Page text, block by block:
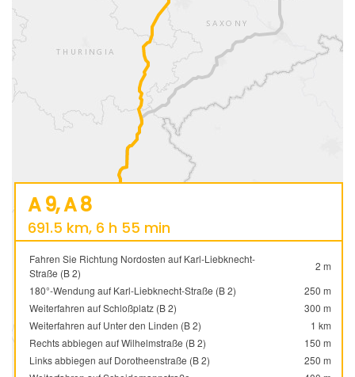
A 9, A 8
691.5 km, 6 h 55 min
Fahren Sie Richtung Nordosten auf Karl-Liebknecht-
Straße (B 2)
2 m
180°-Wendung auf Karl-Liebknecht-Straße (B 2)
250 m
Weiterfahren auf Schloßplatz (B 2)
300 m
Weiterfahren auf Unter den Linden (B 2)
1 km
Rechts abbiegen auf Wilhelmstraße (B 2)
150 m
Links abbiegen auf Dorotheenstraße (B 2)
250 m